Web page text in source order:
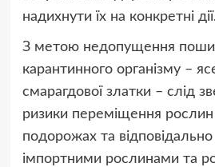
надихнути їх на конкретні дії.
З метою недопущення
карантинного організму –
смарагдової златки – слід
ризики переміщення
подорожах та
імпортними рослинами та